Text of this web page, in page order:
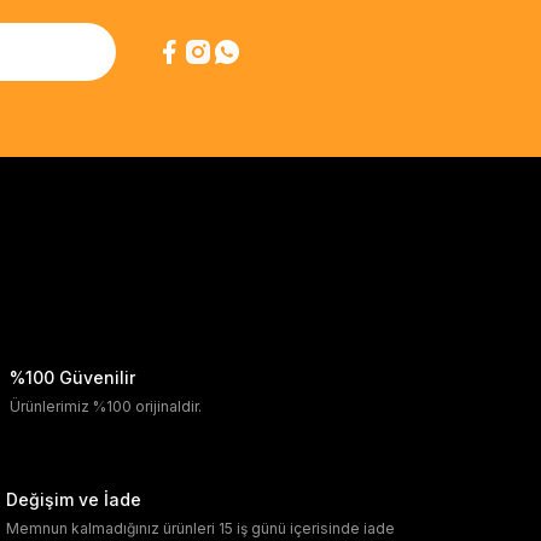
%100 Güvenilir
Ürünlerimiz %100 orijinaldir.
Değişim ve İade
Memnun kalmadığınız ürünleri 15 iş günü içerisinde iade